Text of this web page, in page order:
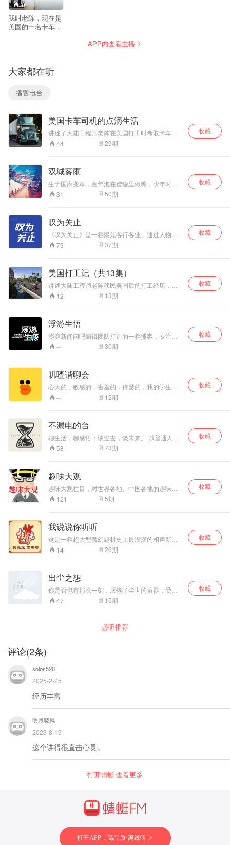
41
我叫老陈，现在是
美国的一名卡车司
所闻，还有经历的
有意思的事，当做
吧。谢谢大家关
APP内查看主播
大家都在听
播客电台
美国卡车司机的点滴生活
讲述了大陆工程师老陈在美国打工时考取卡车驾
照以及在开卡车的途中遇到的各种经历。欢迎大
家收听。喜欢主播的可以评论➕关注➕转发。谢谢
44 29期
收藏
双城雾雨
生于国家变革，童年泡在蜜罐里做糖，少年时困
在鸟笼里填鸭，青年时满怀抱负想看世界却好似
上了战场，终于到了壮年，生活却变了模样。时
31 50期
收藏
叹为关止
《叹为关止》是一档聚焦各行各业，通过人物故
事探索千百种人生轨迹的社会生活类访谈播客。
每周二、周四各更新一期，每一期邀请一位行业
相关问题。以幽默、鬼马又接地气的表达方式呈
现，分分钟爆梗。 “让态度漫游，让观点碰撞，叹
为关止，聊点新鲜的！”
79 37期
收藏
美国打工记（共13集）
讲述大陆工程师老陈移民美国后的打工经历，酸
甜苦辣样样尝过，体会不一样的人生。欢迎收听
《美国打工记》喜欢主播可以点击转发、收藏、
12 13期
收藏
浮游生悟
澎湃新闻问吧编辑团队打造的一档播客，专注文
化研究与社会观察。 在这里，我们以对谈的形
式，进行深度知识分享。我们相信生命的旅程宛
花，挖掘下去都可能发现一个小天地。
-- 30期
收藏
叽喳谐聊会
心大的，敏感的，害羞的，得瑟的，我的学生性
格百花盛开，各种想法异想天开，有时候还想装
大人？不过在我面前还太嫩了，哼哼。 看老夫怎
-- 12期
收藏
不漏电的台
聊生活，聊感悟；谈过去，谈未来。 以普通人的
视角看大千世界； 从平凡人的日常讲苦辣酸甜。
同名微博@不漏电的台BlowRadio
58 73期
收藏
趣味大观
趣味大观栏目，对世界各地、中国各地的趣味历
史地理、典故、名人、历史、军事等方面的进行
解读，满足听众的好奇心和求知欲！
121 5期
收藏
我说说你听听
这是一档超大型魔幻题材史上最没溜的相声新闻
脱口秀节目，将你所见、所闻、所想的一切作为
话题，轻松幽默有内涵，逼格高端能催眠，是居
14 26期
收藏
出尘之想
你是否也有那么一刻，厌倦了尘世的喧嚣，受够
了世俗的霓虹。只想关上房门以月光为伴、夜色
为床？ 那不妨卸下烦愁，与我们一起“出尘之
堪又无处安放的灵魂。
47 15期
收藏
必听推荐
评论(2条)
solos520
2025-2-25
经历丰富
明月晓风
2023-8-19
这个讲得很直击心灵。
打开蜻蜓 查看更多
打开APP，高品质·离线听